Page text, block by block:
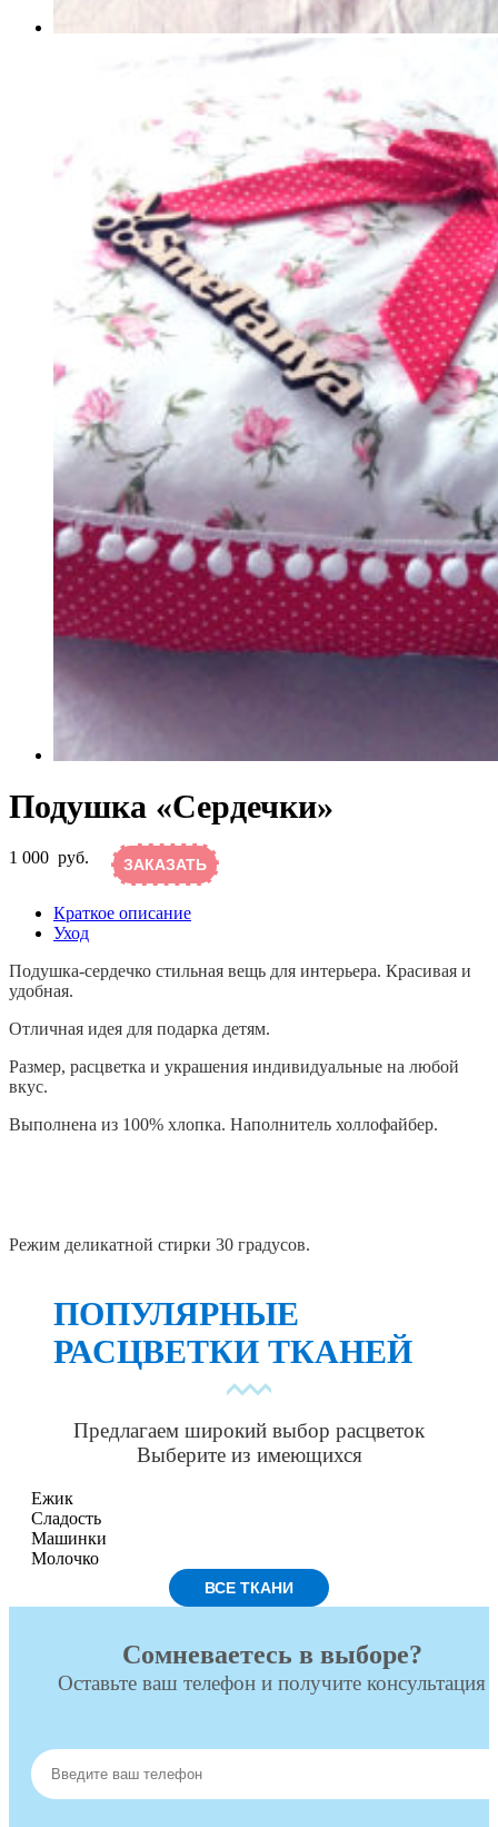
Подушка «Сердечки»
1 000 руб. ЗАКАЗАТЬ
Краткое описание
Уход
Подушка-сердечко стильная вещь для интерьера. Красивая и
удобная.
Отличная идея для подарка детям.
Размер, расцветка и украшения индивидуальные на любой
вкус.
Выполнена из 100% хлопка. Наполнитель холлофайбер.
Режим деликатной стирки 30 градусов.
ПОПУЛЯРНЫЕ
РАСЦВЕТКИ ТКАНЕЙ
Предлагаем широкий выбор расцветок
Выберите из имеющихся
Ежик
Сладость
Машинки
Молочко
ВСЕ ТКАНИ
Сомневаетесь в выборе?
Оставьте ваш телефон и получите консультация